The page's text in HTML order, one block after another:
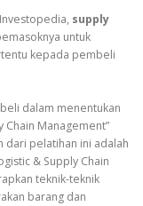
supply
untuk
kepada pembeli
dalam menentukan
Chain Management”
dari pelatihan ini adalah
& Supply Chain
teknik-teknik
barang dan